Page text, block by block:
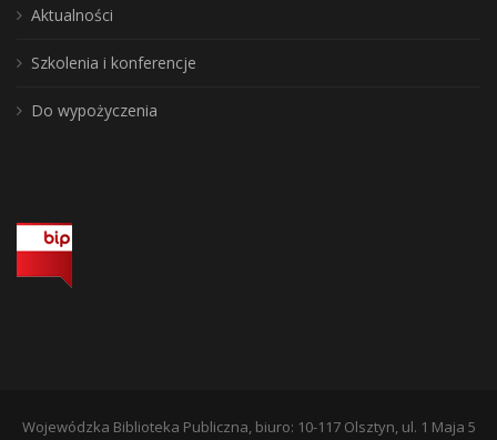
Aktualności
Szkolenia i konferencje
Do wypożyczenia
Wojewódzka Biblioteka Publiczna, biuro: 10-117 Olsztyn, ul. 1 Maja 5